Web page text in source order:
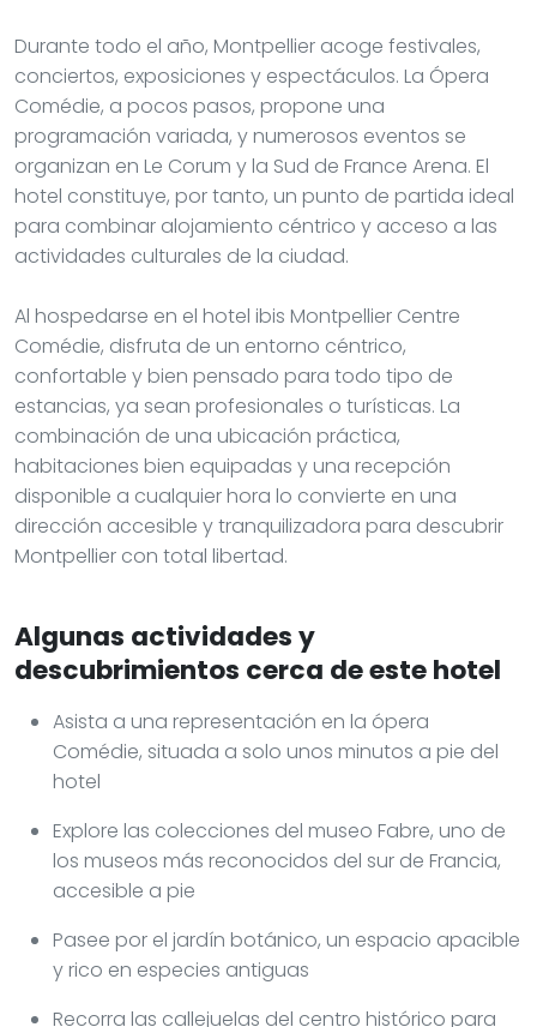
Durante todo el año, Montpellier acoge festivales,
conciertos, exposiciones y espectáculos. La Ópera
Comédie, a pocos pasos, propone una
programación variada, y numerosos eventos se
organizan en Le Corum y la Sud de France Arena. El
hotel constituye, por tanto, un punto de partida ideal
para combinar alojamiento céntrico y acceso a las
actividades culturales de la ciudad.
Al hospedarse en el hotel ibis Montpellier Centre
Comédie, disfruta de un entorno céntrico,
confortable y bien pensado para todo tipo de
estancias, ya sean profesionales o turísticas. La
combinación de una ubicación práctica,
habitaciones bien equipadas y una recepción
disponible a cualquier hora lo convierte en una
dirección accesible y tranquilizadora para descubrir
Montpellier con total libertad.
Algunas actividades y
descubrimientos cerca de este hotel
Asista a una representación en la ópera
Comédie, situada a solo unos minutos a pie del
hotel
Explore las colecciones del museo Fabre, uno de
los museos más reconocidos del sur de Francia,
accesible a pie
Pasee por el jardín botánico, un espacio apacible
y rico en especies antiguas
Recorra las callejuelas del centro histórico para